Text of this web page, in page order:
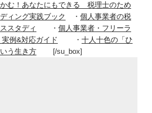
む！あなたにもできる 税理士のため
ィング実践ブック
・ 個人事業者の税
スタディ
・ 個人事業者・フリーラ
例&対応ガイド
・ 十人十色の「ひ
う生き方 [/su_box]